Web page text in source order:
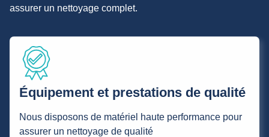
assurer un nettoyage complet.
Équipement et prestations de qualité
Nous disposons de matériel haute performance pour
assurer un nettoyage de qualité